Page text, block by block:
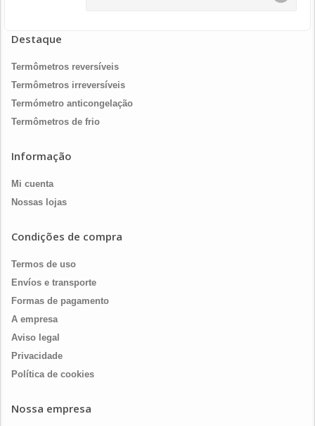
Destaque
Termômetros reversíveis
Termômetros irreversíveis
Termómetro anticongelação
Termômetros de frio
Informação
Mi cuenta
Nossas lojas
Condições de compra
Termos de uso
Envíos e transporte
Formas de pagamento
A empresa
Aviso legal
Privacidade
Política de cookies
Nossa empresa